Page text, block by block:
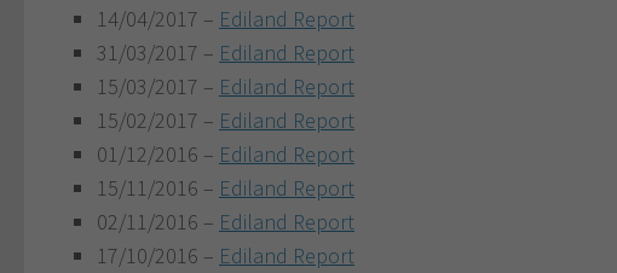
14/04/2017 – Ediland Report
31/03/2017 – Ediland Report
15/03/2017 – Ediland Report
15/02/2017 – Ediland Report
01/12/2016 – Ediland Report
15/11/2016 – Ediland Report
02/11/2016 – Ediland Report
17/10/2016 – Ediland Report